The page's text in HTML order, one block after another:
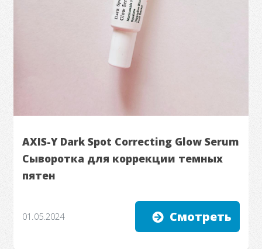
AXIS-Y Dark Spot Correcting Glow Serum
Сыворотка для коррекции темных
пятен
01.05.2024 Смотреть